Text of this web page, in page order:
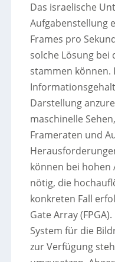
Das israelische
Aufgabenstellung
Frames pro
solche Lösung
stammen
Darstellung
maschinelle
Frameraten und
können bei hohen
nötig, die
konkreten Fall
Gate Array
System für die
zur Verfügung